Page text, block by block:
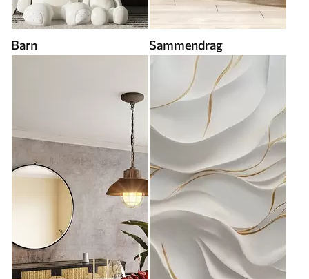
Barn Sammendrag